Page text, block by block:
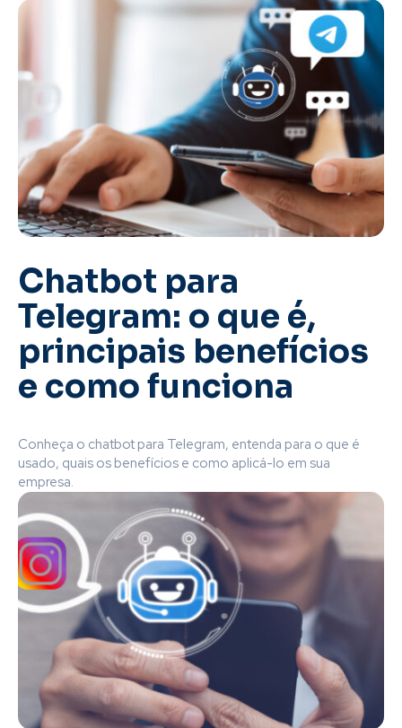
Chatbot para
Telegram: o que é,
principais benefícios
e como funciona
Conheça o chatbot para Telegram, entenda para o que é
usado, quais os benefícios e como aplicá-lo em sua
empresa.